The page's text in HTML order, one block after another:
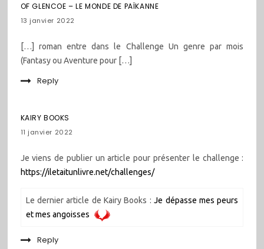
OF GLENCOE – LE MONDE DE PAÏKANNE
13 janvier 2022
[…] roman entre dans le Challenge Un genre par mois
(Fantasy ou Aventure pour […]
Reply
KAIRY BOOKS
11 janvier 2022
Je viens de publier un article pour présenter le challenge :
https://iletaitunlivre.net/challenges/
Le dernier article de Kairy Books :Je dépasse mes peurs
et mes angoisses
Reply